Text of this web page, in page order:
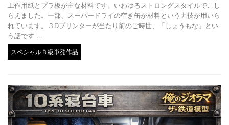
工作用紙とプラ板が主な材料です。いわゆるストロングスタイルでこし
らえました。一部、スーパードライの空き缶が材料という力技が用いら
れています。３Dプリンターが当たり前のご時世、「しょうもな」とい
う話です ...
スペシャルＢ級単発作品